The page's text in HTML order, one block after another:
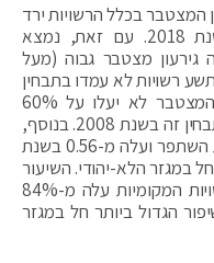
המצטבר בכלל הרשויות ירד
מ-12.6% בשנת 2008 ל-5.6% בשנת 2018. עם זאת, נמצא
מצטבר גבוה (מעל
30%) עקבי. נוסף על כך, בשנת 2018 תשע רשויות לא עמדו בתבחין
שלפיו יתרת אשראי בצירוף הגירעון המצטבר לא יעלו על 60%
מהכנסותיהן, לעומת 94 שלא עמדו בתבחין זה בשנת 2008. בנוסף,
היחס השוטף בכלל הרשויות המקומיות השתפר ועלה מ-0.56 בשנת
שיפור ניכר חל במגזר הלא-יהודי. השיעור
הממוצע של גביית ארנונה בכלל הרשויות המקומיות עלה מ-84%
ל-91% בשנת 2018. השיפור הגדול ביותר חל במגזר